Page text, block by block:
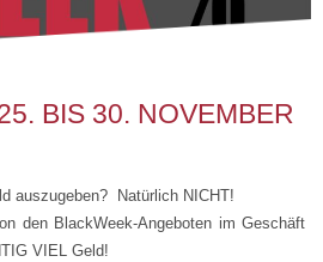
BIS 30. NOVEMBER
auszugeben? Natürlich NICHT!
den BlackWeek-Angeboten im Geschäft
VIEL Geld!